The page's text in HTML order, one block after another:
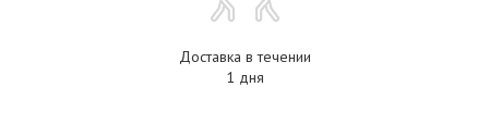
Доставка в течении
1 дня